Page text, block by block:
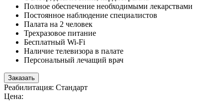
Полное обеспечение необходимыми лекарствами
Постоянное наблюдение специалистов
Палата на 2 человек
Трехразовое питание
Бесплатный Wi-Fi
Наличие телевизора в палате
Персональный лечащий врач
Заказать
Реабилитация: Стандарт
Цена: